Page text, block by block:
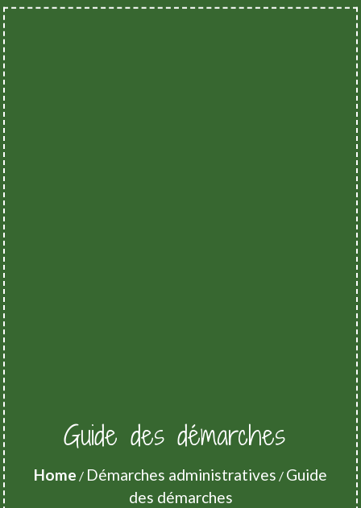
Guide des démarches
Home / Démarches administratives / Guide
des démarches